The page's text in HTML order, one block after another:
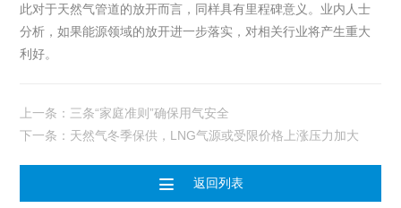
此对于天然气管道的放开而言，同样具有里程碑意义。业内人士
分析，如果能源领域的放开进一步落实，对相关行业将产生重大
利好。
上一条：三条“家庭准则”确保用气安全
下一条：天然气冬季保供，LNG气源或受限价格上涨压力加大
 返回列表